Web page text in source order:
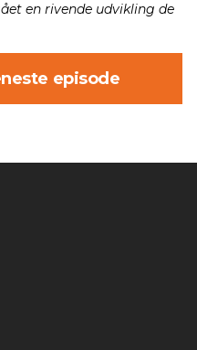
en rivende udvikling de
episode